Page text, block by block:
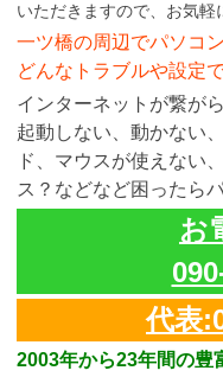
いただきますので、お気軽
一ツ橋の周辺でパソコ
どんなトラブルや設定
インターネットが繋が
起動しない、動かない
ド、マウスが使えない
ス？などなど困ったら
お
代表
2003年から23年間の豊